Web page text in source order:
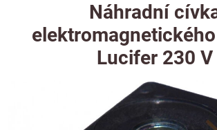
Náhradní
Lucifer 230 V